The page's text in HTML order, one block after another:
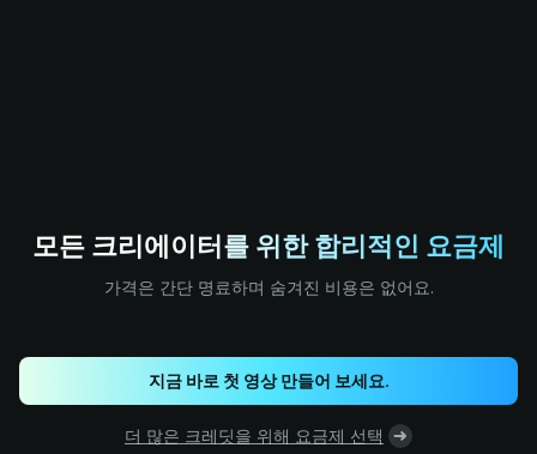
모든 크리에이터를 위한 합리적인 요금제
가격은 간단 명료하며 숨겨진 비용은 없어요.
지금 바로 첫 영상 만들어 보세요.
더 많은 크레딧을 위해 요금제 선택